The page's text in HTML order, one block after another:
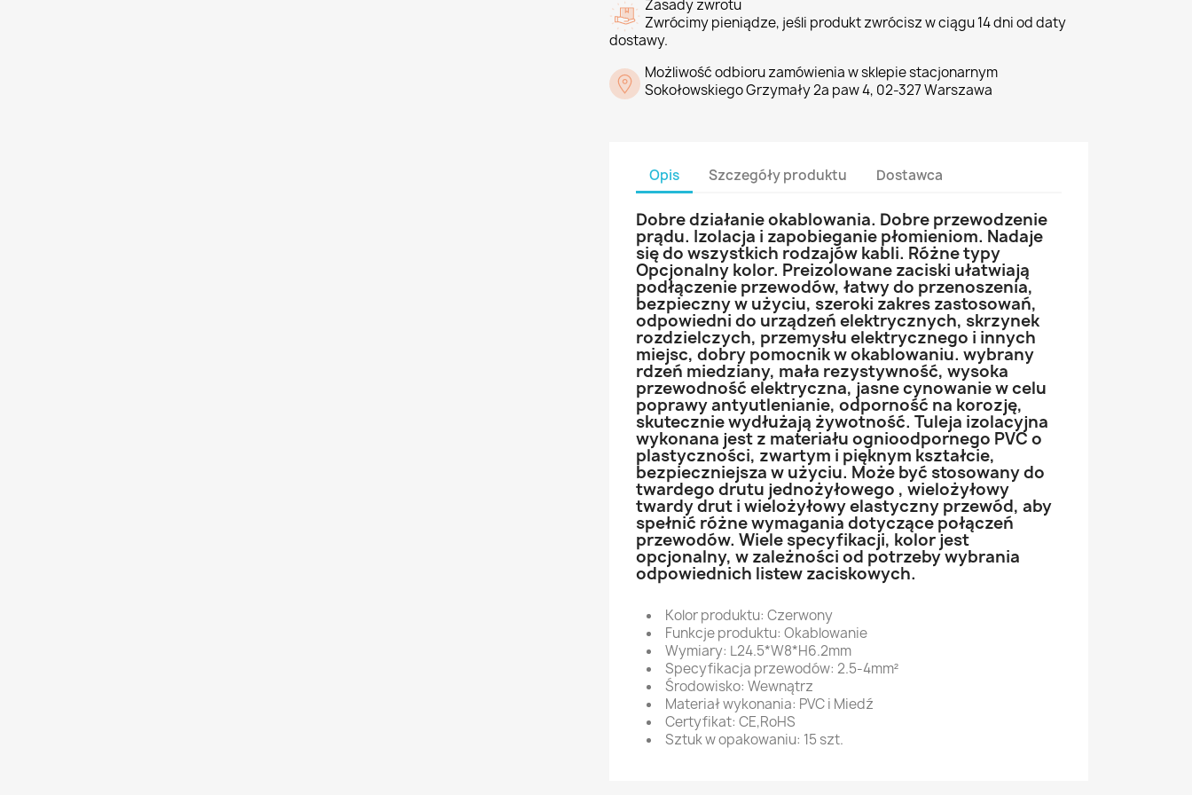
Zasady zwrotu
Zwrócimy pieniądze, jeśli produkt zwrócisz w ciągu 14 dni od daty
dostawy.
Możliwość odbioru zamówienia w sklepie stacjonarnym
Sokołowskiego Grzymały 2a paw 4, 02-327 Warszawa
Opis Szczegóły produktu Dostawca
Dobre działanie okablowania. Dobre przewodzenie
prądu. Izolacja i zapobieganie płomieniom. Nadaje
się do wszystkich rodzajów kabli. Różne typy
Opcjonalny kolor. Preizolowane zaciski ułatwiają
podłączenie przewodów, łatwy do przenoszenia,
bezpieczny w użyciu, szeroki zakres zastosowań,
odpowiedni do urządzeń elektrycznych, skrzynek
rozdzielczych, przemysłu elektrycznego i innych
miejsc, dobry pomocnik w okablowaniu. wybrany
rdzeń miedziany, mała rezystywność, wysoka
przewodność elektryczna, jasne cynowanie w celu
poprawy antyutlenianie, odporność na korozję,
skutecznie wydłużają żywotność. Tuleja izolacyjna
wykonana jest z materiału ognioodpornego PVC o
plastyczności, zwartym i pięknym kształcie,
bezpieczniejsza w użyciu. Może być stosowany do
twardego drutu jednożyłowego , wielożyłowy
twardy drut i wielożyłowy elastyczny przewód, aby
spełnić różne wymagania dotyczące połączeń
przewodów. Wiele specyfikacji, kolor jest
opcjonalny, w zależności od potrzeby wybrania
odpowiednich listew zaciskowych.
Kolor produktu: Czerwony
Funkcje produktu: Okablowanie
Wymiary: L24.5*W8*H6.2mm
Specyfikacja przewodów: 2.5-4mm²
Środowisko: Wewnątrz
Materiał wykonania: PVC i Miedź
Certyfikat: CE,RoHS
Sztuk w opakowaniu: 15 szt.